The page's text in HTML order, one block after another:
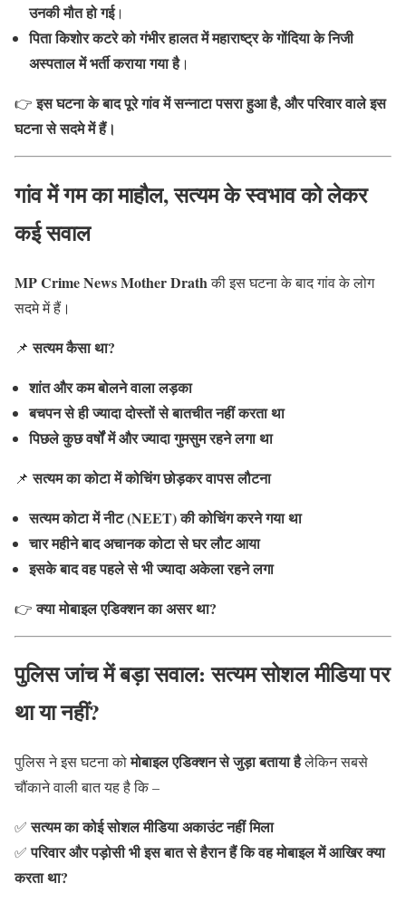
उनकी मौत हो गई।
पिता किशोर कटरे को गंभीर हालत में महाराष्ट्र के गोंदिया के निजी
अस्पताल में भर्ती कराया गया है।
👉इस घटना के बाद पूरे गांव में सन्नाटा पसरा हुआ है, और परिवार वाले इस
घटना से सदमे में हैं।
गांव में गम का माहौल, सत्यम के स्वभाव को लेकर
कई सवाल
MP Crime News Mother Drathकी इस घटना के बाद गांव के लोग
सदमे में हैं।
📌सत्यम कैसा था?
शांत और कम बोलने वाला लड़का
बचपन से ही ज्यादा दोस्तों से बातचीत नहीं करता था
पिछले कुछ वर्षों में और ज्यादा गुमसुम रहने लगा था
📌सत्यम का कोटा में कोचिंग छोड़कर वापस लौटना
सत्यम कोटा में नीट (NEET) की कोचिंग करने गया था
चार महीने बाद अचानक कोटा से घर लौट आया
इसके बाद वह पहले से भी ज्यादा अकेला रहने लगा
👉क्या मोबाइल एडिक्शन का असर था?
पुलिस जांच में बड़ा सवाल: सत्यम सोशल मीडिया पर
था या नहीं?
पुलिस ने इस घटना कोमोबाइल एडिक्शन से जुड़ा बताया हैलेकिन सबसे
चौंकाने वाली बात यह है कि –
✅सत्यम का कोई सोशल मीडिया अकाउंट नहीं मिला
✅परिवार और पड़ोसी भी इस बात से हैरान हैं कि वह मोबाइल में आखिर क्या
करता था?